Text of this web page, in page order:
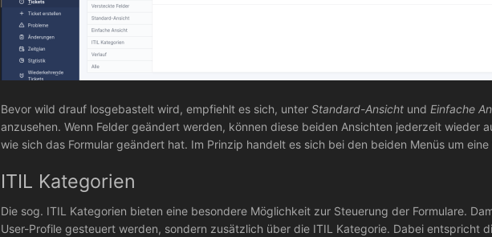
Bevor wild drauf losgebastelt wird, empfiehlt es sich, unterStandard-Ansicht und Einfache
anzusehen. Wenn Felder geändert werden, können diese beiden Ansichten jederzeit wieder
wie sich das Formular geändert hat. Im Prinzip handelt es sich bei den beiden Menüs um eine
ITIL Kategorien
Die sog. ITIL Kategorien bieten eine besondere Möglichkeit zur Steuerung der Formulare.
User-Profile gesteuert werden, sondern zusätzlich über die ITIL Kategorie. Dabei entspricht